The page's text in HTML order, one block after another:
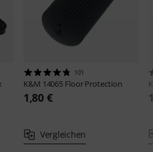
101
K&M 14065 Floor Protection
1,80 €
Vergleichen